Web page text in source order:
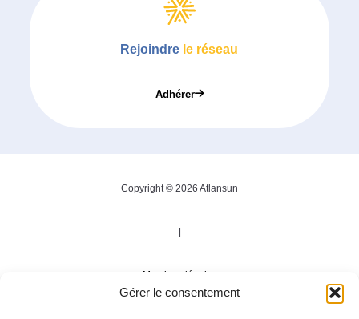
Gérer le consentement
Rejoindre le réseau
Adhérer
Copyright © 2026 Atlansun
|
Mentions légales